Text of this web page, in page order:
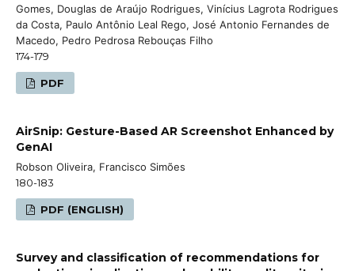
Gomes, Douglas de Araújo Rodrigues, Vinícius Lagrota Rodrigues
da Costa, Paulo Antônio Leal Rego, José Antonio Fernandes de
Macedo, Pedro Pedrosa Rebouças Filho
174-179
PDF
AirSnip: Gesture-Based AR Screenshot Enhanced by
GenAI
Robson Oliveira, Francisco Simões
180-183
PDF (ENGLISH)
Survey and classification of recommendations for